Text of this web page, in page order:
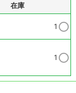
在庫
1
1